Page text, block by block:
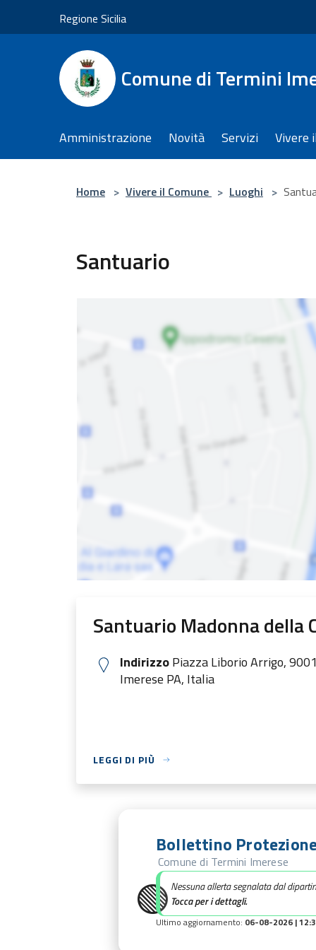
Regione Sicilia
Comune di Termini
Amministrazione Novità Servizi Vivere
Home > Vivere il Comune > Luoghi >
Santuario
Santuario Madonna della
IndirizzoPiazza Liborio Arrigo,
Imerese PA, Italia
LEGGI DI PIÙ
🟢
Bollettino
Comune di Termini Imerese
Nessuna allerta segnalata dal
Tocca per i dettagli.
Ultimo aggiornamento: 06-08-2026 |